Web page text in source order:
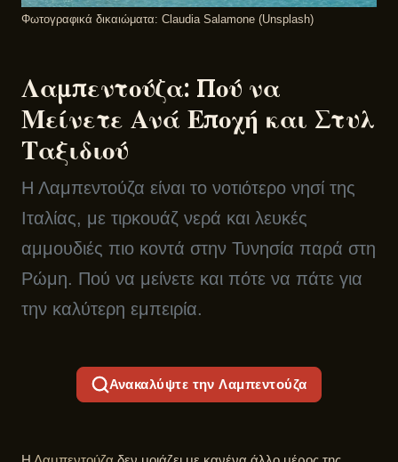
Φωτογραφικά δικαιώματα: Claudia Salamone (Unsplash)
Λαμπεντούζα: Πού να
Μείνετε Ανά Εποχή και Στυλ
Ταξιδιού
Η Λαμπεντούζα είναι το νοτιότερο νησί της
Ιταλίας, με τιρκουάζ νερά και λευκές
αμμουδιές πιο κοντά στην Τυνησία παρά στη
Ρώμη. Πού να μείνετε και πότε να πάτε για
την καλύτερη εμπειρία.
Ανακαλύψτε την Λαμπεντούζα